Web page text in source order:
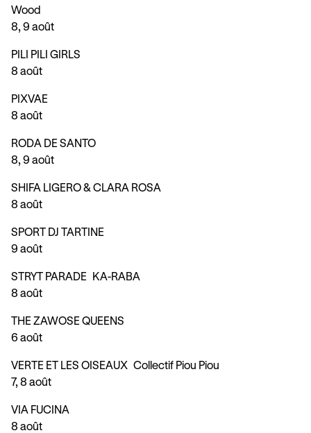
Wood
8, 9 août
PILI PILI GIRLS
8 août
PIXVAE
8 août
RODA DE SANTO
8, 9 août
SHIFA LIGERO & CLARA ROSA
8 août
SPORT DJ TARTINE
9 août
STRYT PARADE KA-RABA
8 août
THE ZAWOSE QUEENS
6 août
VERTE ET LES OISEAUX Collectif Piou Piou
7, 8 août
VIA FUCINA
8 août